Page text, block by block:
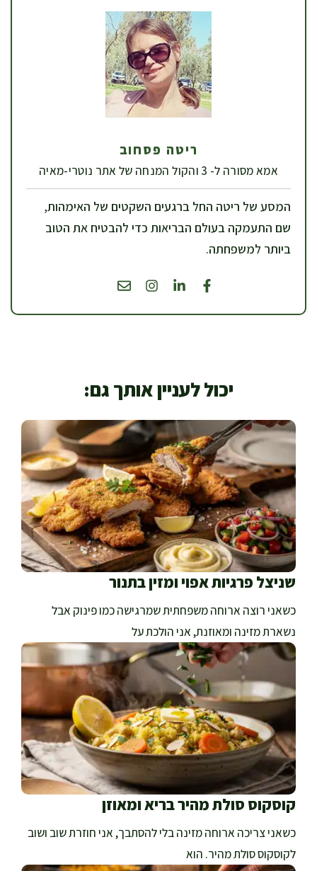
ריטה פסחוב
אמא מסורה ל- 3 והקול המנחה של אתר נוטרי-מאיה
המסע של ריטה החל ברגעים השקטים של האימהות,
שם התעמקה בעולם הבריאות כדי להבטיח את הטוב
ביותר למשפחתה.
יכול לעניין אותך גם:
שניצל פרגיות אפוי ומזין בתנור
כשאני רוצה ארוחה משפחתית שמרגישה כמו פינוק אבל
נשארת מזינה ומאוזנת, אני הולכת על
קוסקוס סולת מהיר בריא ומאוזן
כשאני צריכה ארוחה מזינה בלי להסתבך, אני חוזרת שוב ושוב
לקוסקוס סולת מהיר. הוא